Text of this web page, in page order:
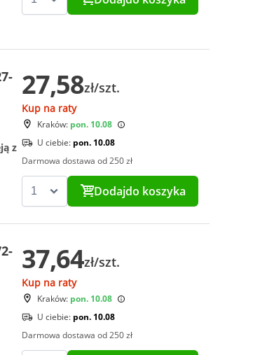
z
27,58zł/szt.
Kup na raty
Kraków: pon. 10.08
U ciebie: pon. 10.08
Darmowa dostawa od 250 zł
Dodajdo koszyka
37,64zł/szt.
Kup na raty
Kraków: pon. 10.08
U ciebie: pon. 10.08
Darmowa dostawa od 250 zł